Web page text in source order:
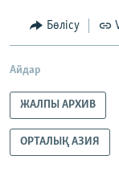
Бөлісу
Айдар
ЖАЛПЫ АРХИВ
ОРТАЛЫҚ АЗИЯ